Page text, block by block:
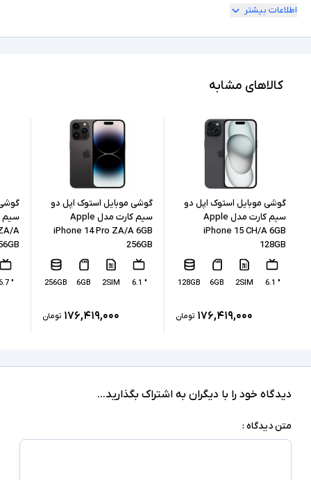
تعداد سیم کارت
پشتیبانی از کارت حافظه
درگاه های ارتباطی
رزولوشن دوربین اصلی 200 مگاپیکسل
رزولوشن دوربین سلفی
نوع باتری لیتیوم یون (Li-ion)
1750 نیت - کیفیت دوربین فیلمبردای 8K - دوربین
مکالمه - شارژ معکوس
توضیحات تکمیلی
ممکن است در برخی مدلها قلم نوری همراه دستگاه
اطلاعات بیشتر
کالاهای مشابه
گوشی موبایل استوک اپل دو
سیم کارت مدل Apple
iPhone 15 CH/A 6GB
128GB
" 6.1
2SIM
6GB
128GB
۱۷۶,۴۱۹,۰۰۰ تومان
گوشی موبایل استوک اپل دو
سیم کارت مدل Apple
iPhone 14 Pro ZA/A 6GB
256GB
" 6.1
2SIM
6GB
256GB
۱۷۶,۴۱۹,۰۰۰ تومان
A
" 6.7
دیدگاه خود را با دیگران به اشتراک بگذارید...
متن دیدگاه :